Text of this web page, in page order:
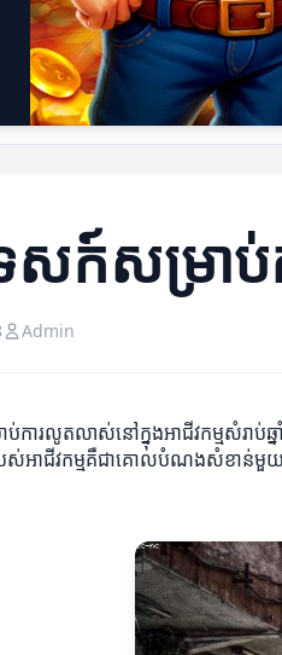
េសក៍សម្រា
Admin
ប់ការលូតលាស់នៅក្នុងអាជីវកម្មសំរាប់
អាជីវកម្មគឺជាគោលបំណងសំខាន់មួយសម្